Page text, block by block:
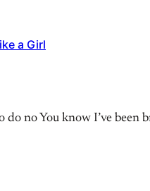
a Girl
no You know I’ve been